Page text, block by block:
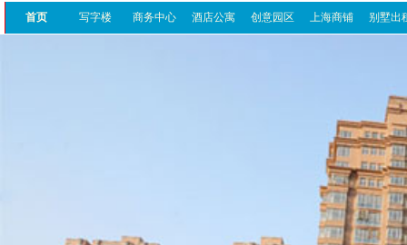
首页 写字楼 商务中心 酒店公寓 创意园区 上海商铺 别墅出